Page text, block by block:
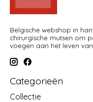
Belgische webshop in
chirurgische mutsen om
voegen aan het leven
Categorieën
Collectie